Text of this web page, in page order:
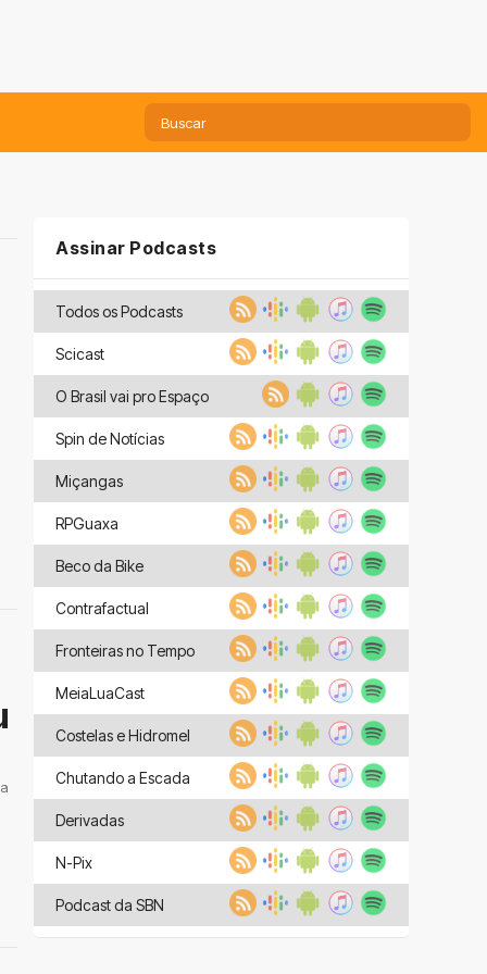
Assinar Podcasts
Todos os Podcasts
Scicast
O Brasil vai pro Espaço
Spin de Notícias
Miçangas
RPGuaxa
Beco da Bike
Contrafactual
Fronteiras no Tempo
MeiaLuaCast
Costelas e Hidromel
Chutando a Escada
Derivadas
N-Pix
Podcast da SBN